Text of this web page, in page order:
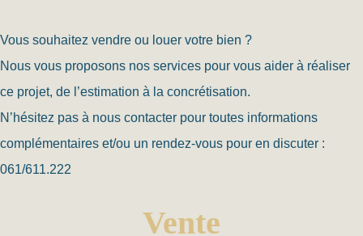
Vous souhaitez vendre ou louer votre bien ?
Nous vous proposons nos services pour vous aider à réaliser
ce projet, de l’estimation à la concrétisation.
N’hésitez pas à nous contacter pour toutes informations
complémentaires et/ou un rendez-vous pour en discuter :
061/611.222
Vente